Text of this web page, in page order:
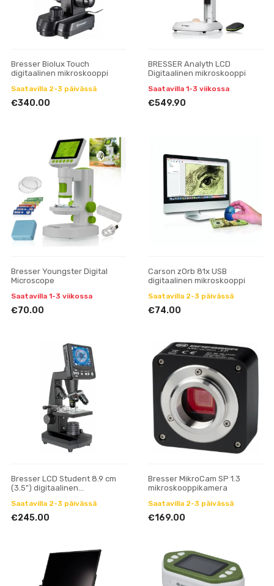
Bresser Biolux Touch
digitaalinen mikroskooppi
Saatavilla 2-3 päivässä
€340.00
BRESSER Analyth LCD
Digitaalinen mikroskooppi
Saatavilla 1-3 viikossa
€549.90
Bresser Youngster Digital
Microscope
Saatavilla 1-3 viikossa
€70.00
Carson zOrb 81x USB
digitaalinen mikroskooppi
Saatavilla 2-3 päivässä
€74.00
Bresser LCD Student 8.9 cm
(3.5") digitaalinen
Saatavilla 2-3 päivässä
€245.00
Bresser MikroCam SP 1.3
mikroskooppikamera
Saatavilla 2-3 päivässä
€169.00